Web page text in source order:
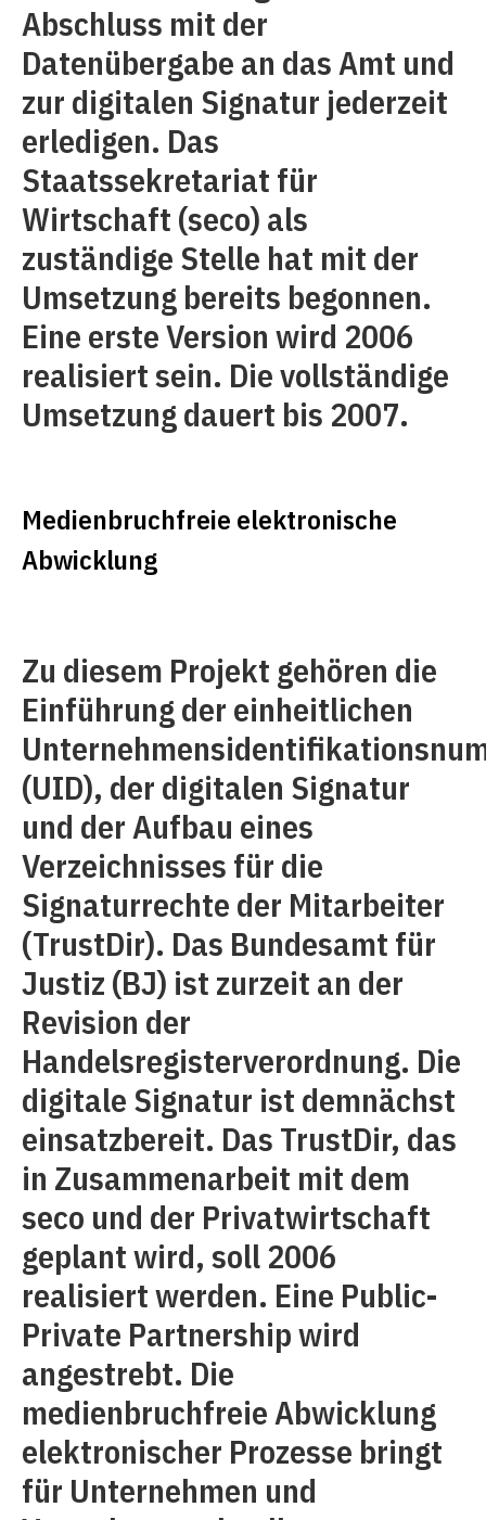
Abschluss mit der
Datenübergabe an das Amt und
zur digitalen Signatur jederzeit
erledigen. Das
Staatssekretariat für
Wirtschaft (seco) als
zuständige Stelle hat mit der
Umsetzung bereits begonnen.
Eine erste Version wird 2006
realisiert sein. Die vollständige
Umsetzung dauert bis 2007.
Medienbruchfreie elektronische
Abwicklung
Zu diesem Projekt gehören die
Einführung der einheitlichen
(UID), der digitalen Signatur
und der Aufbau eines
Verzeichnisses für die
Signaturrechte der Mitarbeiter
(TrustDir). Das Bundesamt für
Justiz (BJ) ist zurzeit an der
Revision der
Handelsregisterverordnung. Die
digitale Signatur ist demnächst
einsatzbereit. Das TrustDir, das
in Zusammenarbeit mit dem
seco und der Privatwirtschaft
geplant wird, soll 2006
realisiert werden. Eine Public-
Private Partnership wird
angestrebt. Die
medienbruchfreie Abwicklung
elektronischer Prozesse bringt
für Unternehmen und